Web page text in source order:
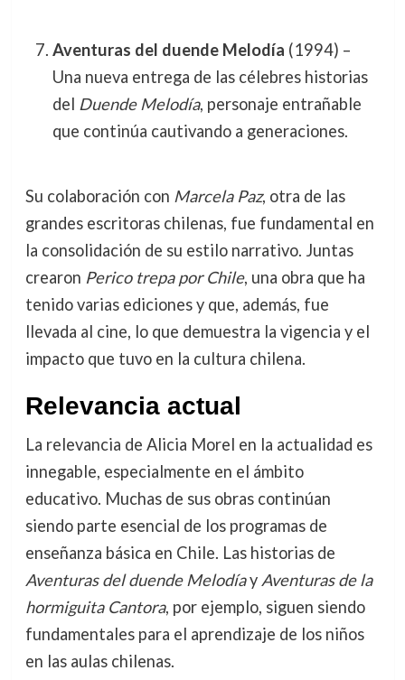
Aventuras del duende Melodía (1994) –
Una nueva entrega de las célebres historias
del Duende Melodía, personaje entrañable
que continúa cautivando a generaciones.
Su colaboración con Marcela Paz, otra de las
grandes escritoras chilenas, fue fundamental en
la consolidación de su estilo narrativo. Juntas
crearon Perico trepa por Chile, una obra que ha
tenido varias ediciones y que, además, fue
llevada al cine, lo que demuestra la vigencia y el
impacto que tuvo en la cultura chilena.
Relevancia actual
La relevancia de Alicia Morel en la actualidad es
innegable, especialmente en el ámbito
educativo. Muchas de sus obras continúan
siendo parte esencial de los programas de
enseñanza básica en Chile. Las historias de
Aventuras del duende Melodíay Aventuras de la
hormiguita Cantora, por ejemplo, siguen siendo
fundamentales para el aprendizaje de los niños
en las aulas chilenas.